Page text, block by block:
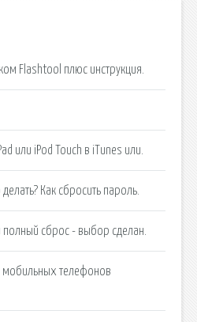
Flashtool плюс инструкция.
или iPod Touch в iTunes или.
Как сбросить пароль.
полный сброс - выбор сделан.
мобильных телефонов